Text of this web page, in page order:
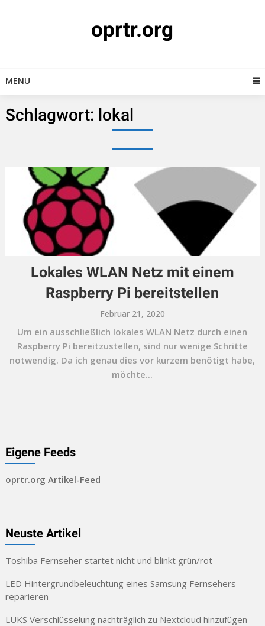
oprtr.org
MENU
Schlagwort: lokal
Lokales WLAN Netz mit einem
Raspberry Pi bereitstellen
Februar 21, 2020
Um ein ausschließlich lokales WLAN Netz durch einen
Raspberry Pi bereitzustellen, sind nur wenige Schritte
notwendig. Da ich genau dies vor kurzem benötigt habe,
möchte...
Eigene Feeds
oprtr.org Artikel-Feed
Neuste Artikel
Toshiba Fernseher startet nicht und blinkt grün/rot
LED Hintergrundbeleuchtung eines Samsung Fernsehers
reparieren
LUKS Verschlüsselung nachträglich zu Nextcloud hinzufügen